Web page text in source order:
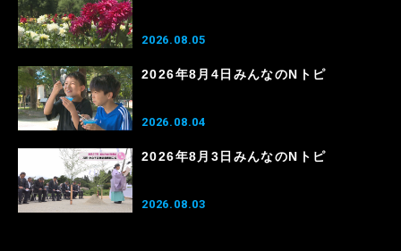
2026.08.05
2026年8月4日みんなのNトピ
2026.08.04
2026年8月3日みんなのNトピ
2026.08.03